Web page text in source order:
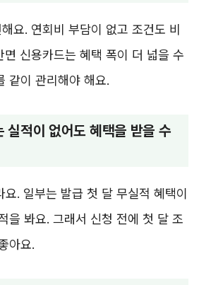
요. 연회비 부담이 없고 조건도 비
면 신용카드는 혜택 폭이 더 넓을 수
같이 관리해야 해요.
실적이 없어도 혜택을 받을 수
요. 일부는 발급 첫 달 무실적 혜택이
을 봐요. 그래서 신청 전에 첫 달 조
아요.